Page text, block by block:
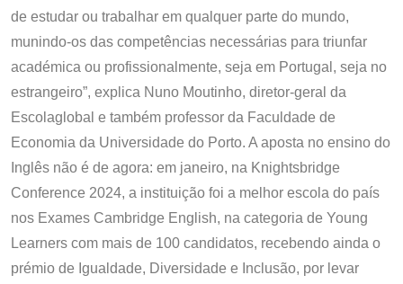
de estudar ou trabalhar em qualquer parte do mundo,
munindo-os das competências necessárias para triunfar
académica ou profissionalmente, seja em Portugal, seja no
estrangeiro”, explica Nuno Moutinho, diretor-geral da
Escolaglobal e também professor da Faculdade de
Economia da Universidade do Porto. A aposta no ensino do
Inglês não é de agora: em janeiro, na Knightsbridge
Conference 2024, a instituição foi a melhor escola do país
nos Exames Cambridge English, na categoria de Young
Learners com mais de 100 candidatos, recebendo ainda o
prémio de Igualdade, Diversidade e Inclusão, por levar